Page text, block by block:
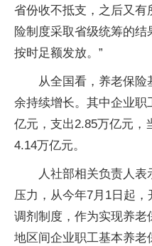
省份收不抵支，之后又
险制度采取省级统筹的
按时足额发放。”
从全国看，养老保
余持续增长。其中企业职
亿元，支出2.85万亿元，
4.14万亿元。
人社部相关负责人
压力，从今年7月1日起
调剂制度，作为实现养
地区间企业职工基本养